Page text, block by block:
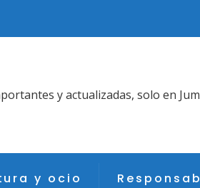
y actualizadas, solo en
y ocio